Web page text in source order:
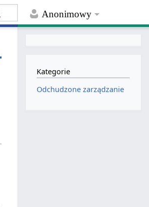
Anonimowy
Kategorie
Odchudzone zarządzanie